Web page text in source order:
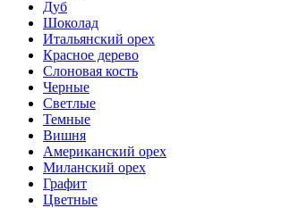
Дуб
Шоколад
Итальянский орех
Красное дерево
Слоновая кость
Черные
Светлые
Темные
Вишня
Американский орех
Миланский орех
Графит
Цветные